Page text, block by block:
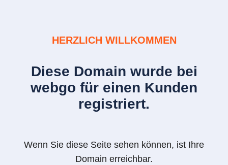
HERZLICH WILLKOMMEN
Diese Domain wurde bei
webgo für einen Kunden
registriert.
Wenn Sie diese Seite sehen können, ist Ihre
Domain erreichbar.